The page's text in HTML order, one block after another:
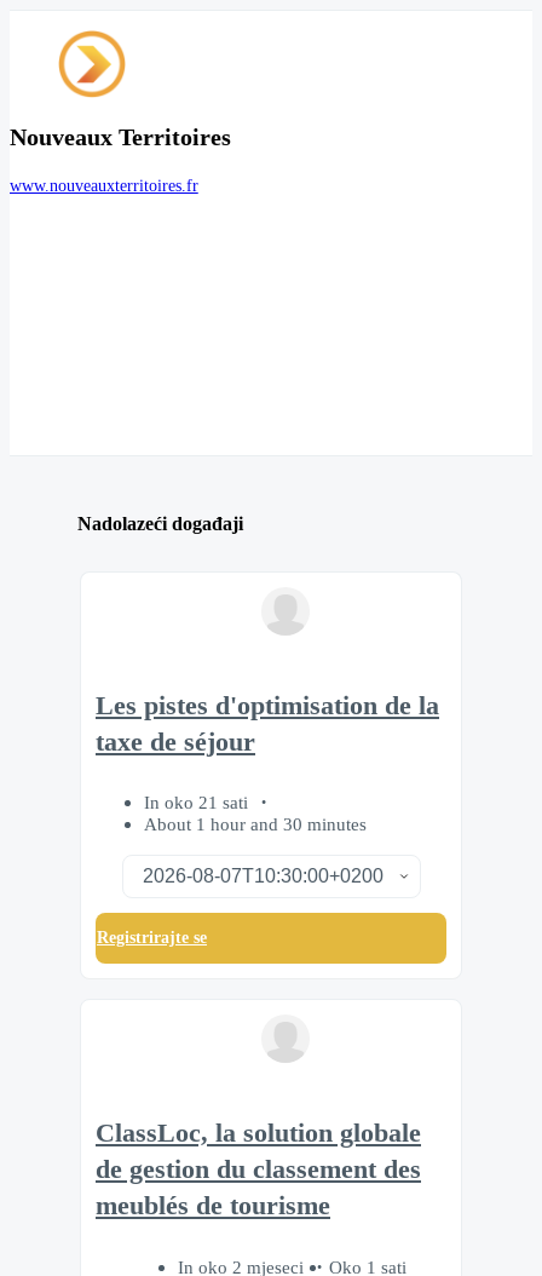
Nouveaux Territoires
www.nouveauxterritoires.fr
Nadolazeći događaji
Les pistes d'optimisation de la
taxe de séjour
In oko 21 sati
About 1 hour and 30 minutes
Registrirajte se
ClassLoc, la solution globale
de gestion du classement des
meublés de tourisme
In oko 2 mjeseci
Oko 1 sati